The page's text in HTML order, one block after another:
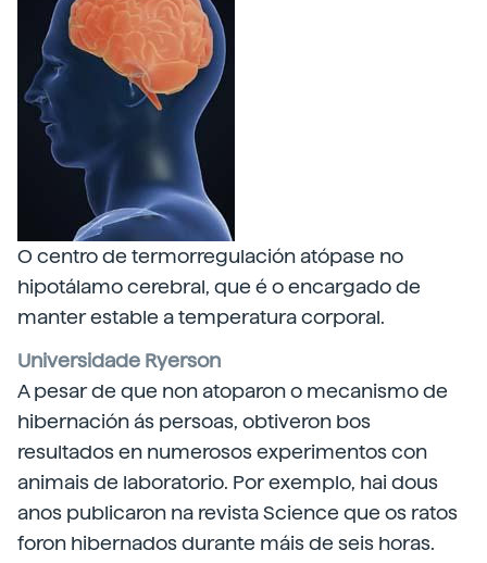
O centro de termorregulación atópase no
hipotálamo cerebral, que é o encargado de
manter estable a temperatura corporal.
Universidade Ryerson
A pesar de que non atoparon o mecanismo de
hibernación ás persoas, obtiveron bos
resultados en numerosos experimentos con
animais de laboratorio. Por exemplo, hai dous
anos publicaron na revista Science que os ratos
foron hibernados durante máis de seis horas.